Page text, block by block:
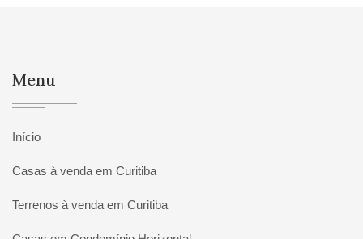
Menu
Início
Casas à venda em Curitiba
Terrenos à venda em Curitiba